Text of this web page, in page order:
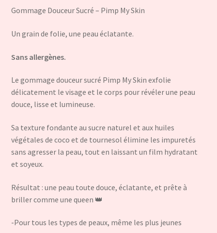
Gommage Douceur Sucré – Pimp My Skin
Un grain de folie, une peau éclatante.
Sans allergènes.
Le gommage douceur sucré Pimp My Skin exfolie
délicatement le visage et le corps pour révéler une peau
douce, lisse et lumineuse.
Sa texture fondante au sucre naturel et aux huiles
végétales de coco et de tournesol élimine les impuretés
sans agresser la peau, tout en laissant un film hydratant
et soyeux.
Résultat : une peau toute douce, éclatante, et prête à
briller comme une queen 👑
-Pour tous les types de peaux, même les plus jeunes